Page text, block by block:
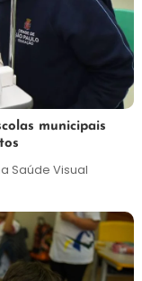
municipais
Saúde Visual